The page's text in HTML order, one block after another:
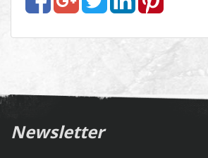
Newsletter